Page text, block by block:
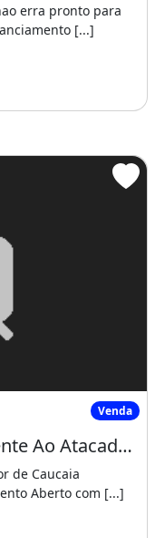
erra pronto para
[...]
Ao Atacadao
Venda
Tt- Lotes em Caucaia em Frente Ao Atacadao as Margens Da
de Caucaia
Aberto com [...]